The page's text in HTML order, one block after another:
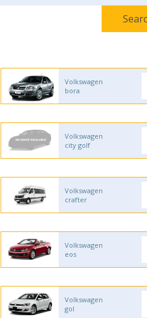
Volkswagen
bora
Volkswagen
city golf
Volkswagen
crafter
Volkswagen
eos
Volkswagen
gol